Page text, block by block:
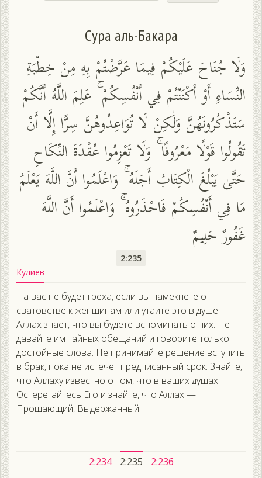
Сура аль-Бакара
وَلَا جُنَاحَ عَلَيْكُمْ فِيمَا عَرَّضْتُمْ بِهِ مِنْ خِطْبَةِ
النِّسَاءِ أَوْ أَكْنَنْتُمْ فِي أَنْفُسِكُمْ ۚ عَلِمَ اللَّهُ أَنَّكُمْ
سَتَذْكُرُونَهُنَّ وَلَٰكِنْ لَا تُوَاعِدُوهُنَّ سِرًّا إِلَّا أَنْ
تَقُولُوا قَوْلًا مَعْرُوفًا ۚ وَلَا تَعْزِمُوا عُقْدَةَ النِّكَاحِ
حَتَّىٰ يَبْلُغَ الْكِتَابُ أَجَلَهُ ۚ وَاعْلَمُوا أَنَّ اللَّهَ يَعْلَمُ
مَا فِي أَنْفُسِكُمْ فَاحْذَرُوهُ ۚ وَاعْلَمُوا أَنَّ اللَّهَ
غَفُورٌ حَلِيمٌ
2:235
Кулиев
На вас не будет греха, если вы намекнете о
сватовстве к женщинам или утаите это в душе.
Аллах знает, что вы будете вспоминать о них. Не
давайте им тайных обещаний и говорите только
достойные слова. Не принимайте решение вступить
в брак, пока не истечет предписанный срок. Знайте,
что Аллаху известно о том, что в ваших душах.
Остерегайтесь Его и знайте, что Аллах —
Прощающий, Выдержанный.
2:234 2:235 2:236